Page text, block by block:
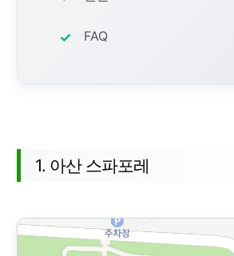
FAQ
1. 아산 스파포레